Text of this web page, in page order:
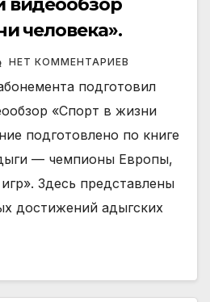
человека».
НЕТ КОММЕНТАРИЕВ
подготовил
«Спорт в жизни
подготовлено по книге
— чемпионы Европы,
Здесь представлены
достижений адыгских